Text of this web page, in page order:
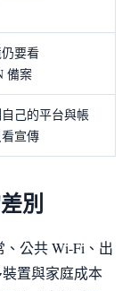
要看
備案
己的平台與帳
宣傳
別
、公共 Wi-Fi、出
置與家庭成本